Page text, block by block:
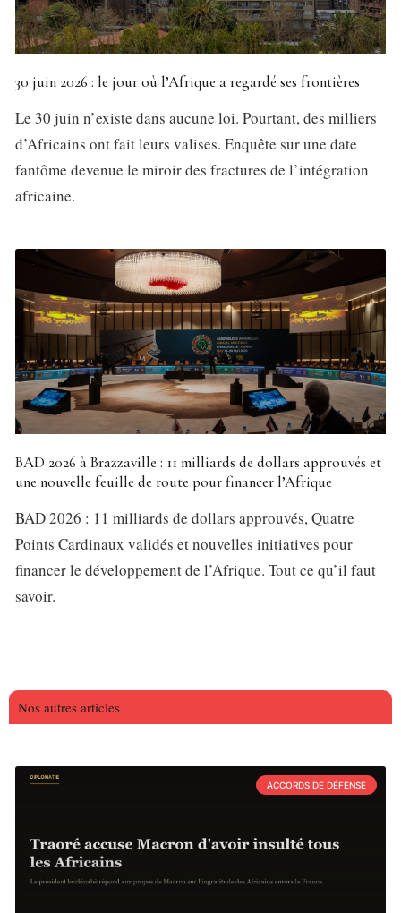
30 juin 2026 : le jour où l’Afrique a regardé ses frontières
Le 30 juin n’existe dans aucune loi. Pourtant, des milliers
d’Africains ont fait leurs valises. Enquête sur une date
fantôme devenue le miroir des fractures de l’intégration
africaine.
BAD 2026 à Brazzaville : 11 milliards de dollars approuvés et
une nouvelle feuille de route pour financer l’Afrique
BAD 2026 : 11 milliards de dollars approuvés, Quatre
Points Cardinaux validés et nouvelles initiatives pour
financer le développement de l’Afrique. Tout ce qu’il faut
savoir.
Nos autres articles
ACCORDS DE DÉFENSE